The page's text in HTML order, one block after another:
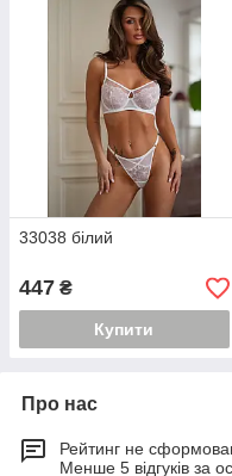
33038 білий
447 ₴
Купити
Про нас
Рейтинг не
Менше 5 відгуків за